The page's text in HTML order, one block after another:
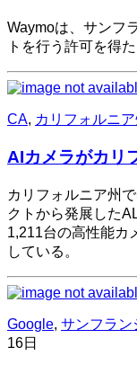
Waymoは、サンフ
トを行う許可を得た
CA, カリフォルニア
AIカメラがカリ
カリフォルニア州
クトから発展した
1,211台の高性能カ
している。
Google, サンフラン
16日